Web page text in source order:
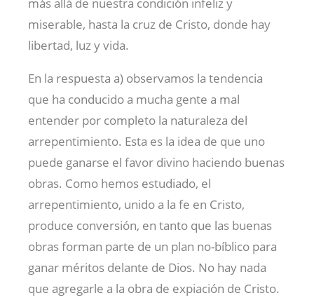
miserable, hasta la cruz de Cristo, donde hay
libertad, luz y vida.
En la respuesta a) observamos la tendencia
que ha conducido a mucha gente a mal
entender por completo la naturaleza del
arrepentimiento. Esta es la idea de que uno
puede ganarse el favor divino haciendo buenas
obras. Como hemos estudiado, el
arrepentimiento, unido a la fe en Cristo,
produce conversión, en tanto que las buenas
obras forman parte de un plan no-bíblico para
ganar méritos delante de Dios. No hay nada
que agregarle a la obra de expiación de Cristo.